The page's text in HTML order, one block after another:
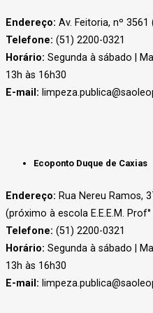
Endereço: Av. Feitoria, nº
Telefone: (51) 2200-0321
Horário: Segunda à sábado |
13h às 16h30
E-mail:
Ecoponto Duque de Caxias
Endereço: Rua Nereu Ramos,
(próximo à escola E.E.E.M.
Telefone: (51) 2200-0321
Horário: Segunda à sábado |
13h às 16h30
E-mail: